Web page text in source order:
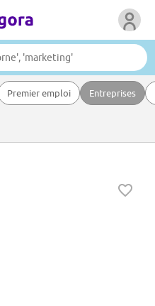
Premier emploi Entreprises